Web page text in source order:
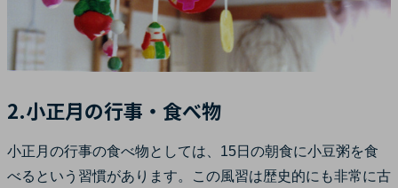
2.小正月の行事・食べ物
小正月の行事の食べ物としては、15日の朝食に小豆粥を食
べるという習慣があります。この風習は歴史的にも非常に古